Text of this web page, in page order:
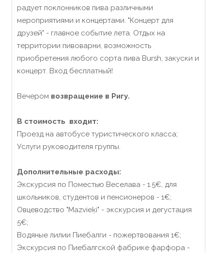
радует поклонников пива различными
мероприятиями и концертами. "Концерт для
друзей" - главное событие лета. Отдых на
территории пивоварни, возможность
приобретения любого сорта пива Bursh, закуски и
концерт. Вход бесплатный!
Вечером возвращение в Ригу.
В стоимость входит:
Проезд на автобусе туристического класса;
Услуги руководителя группы.
Дополнительные расходы:
Экскурсия по Поместью Веселава - 1.5€, для
школьников, студентов и пенсионеров - 1€;
Овцеводство "Mazvieķi" - экскурсия и дегустация
5€;
Водяные лилии Пиебалги - пожертвования 1€;
Экскурсия по Пиебалгской фабрике фарфора -